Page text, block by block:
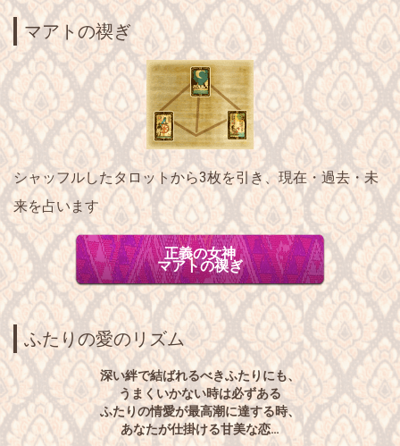
マアトの禊ぎ
シャッフルしたタロットから3枚を引き、現在・過去・未
来を占います
正義の女神
マアトの禊ぎ
ふたりの愛のリズム
深い絆で結ばれるべきふたりにも、
うまくいかない時は必ずある
ふたりの情愛が最高潮に達する時、
あなたが仕掛ける甘美な恋…